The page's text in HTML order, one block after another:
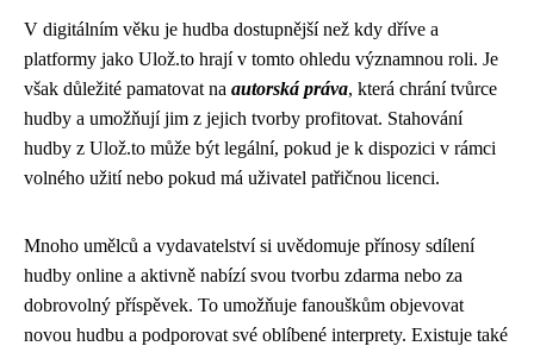
V digitálním věku je hudba dostupnější než kdy dříve a
platformy jako Ulož.to hrají v tomto ohledu významnou roli. Je
však důležité pamatovat na autorská práva, která chrání tvůrce
hudby a umožňují jim z jejich tvorby profitovat. Stahování
hudby z Ulož.to může být legální, pokud je k dispozici v rámci
volného užití nebo pokud má uživatel patřičnou licenci.
Mnoho umělců a vydavatelství si uvědomuje přínosy sdílení
hudby online a aktivně nabízí svou tvorbu zdarma nebo za
dobrovolný příspěvek. To umožňuje fanouškům objevovat
novou hudbu a podporovat své oblíbené interprety. Existuje také